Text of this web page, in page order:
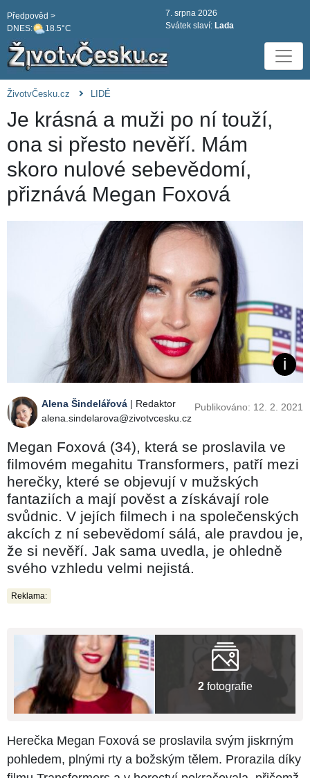
DNES: 18.5°C
Předpověd >
7. srpna 2026
Svátek slaví: Lada
ŽivotvČesku.cz LIDÉ
Je krásná a muži po ní touží,
ona si přesto nevěří. Mám
skoro nulové sebevědomí,
přiznává Megan Foxová
Alena Šindelářová | Redaktor
alena.sindelarova@zivotvcesku.cz
Publikováno: 12. 2. 2021
Megan Foxová (34), která se proslavila ve
filmovém megahitu Transformers, patří mezi
herečky, které se objevují v mužských
fantaziích a mají pověst a získávají role
svůdnic. V jejích filmech i na společenských
akcích z ní sebevědomí sálá, ale pravdou je,
že si nevěří. Jak sama uvedla, je ohledně
svého vzhledu velmi nejistá.
Reklama:
2 fotografie
Herečka Megan Foxová se proslavila svým jiskrným
pohledem, plnými rty a božským tělem. Prorazila díky